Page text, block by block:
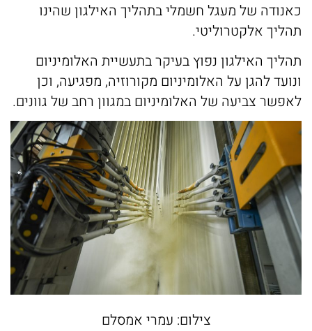
חלונות דריי קיפ
אדריכלים
כאנודה של מעגל חשמלי בתהליך האילגון שהינו
תהליך אלקטרוליטי.
תהליך האילגון נפוץ בעיקר בתעשיית האלומיניום
ונועד להגן על האלומיניום מקורוזיה, מפגיעה, וכן
לאפשר צביעה של האלומיניום במגוון רחב של גוונים.
צילום: עמרי אמסלם